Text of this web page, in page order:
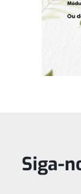
Siga-